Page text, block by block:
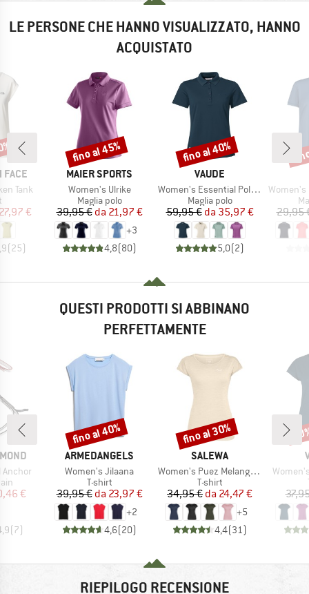
LE PERSONE CHE HANNO VISUALIZZATO, HANNO
ACQUISTATO
FACE
Tank
di prodotti
ridotto
€
(25)
MARCHIO
MAIER SPORTS
Articolo
Women's Ulrike
Gruppo di prodotti
Maglia polo
Prezzo
39,95 € Prezzo ridotto
da 21,97 €
+3
4,8(80)
Sconto
fino al 45%
MARCHIO
VAUDE
Articolo
Women's Essential Polo Shirt
Gruppo di prodotti
Maglia polo
Prezzo
59,95 € Prezzo ridotto
da 35,97 €
5,0(2)
Sconto
fino al 40%
Articolo
Women's
29,95
QUESTI PRODOTTI SI ABBINANO
PERFETTAMENTE
Anchor
prodotti
ridotto
€
(7)
MARCHIO
ARMEDANGELS
Articolo
Women's Jilaana
Gruppo di prodotti
T-shirt
Prezzo
39,95 € Prezzo ridotto
da 23,97 €
+2
4,6(20)
Sconto
fino al 40%
MARCHIO
SALEWA
Articolo
Women's Puez Melange Dry S/S Tee
Gruppo di prodotti
T-shirt
Prezzo
34,95 € Prezzo ridotto
da 24,47 €
+5
4,4(31 )
Sconto
fino al 30%
Articolo
RIEPILOGO RECENSIONE